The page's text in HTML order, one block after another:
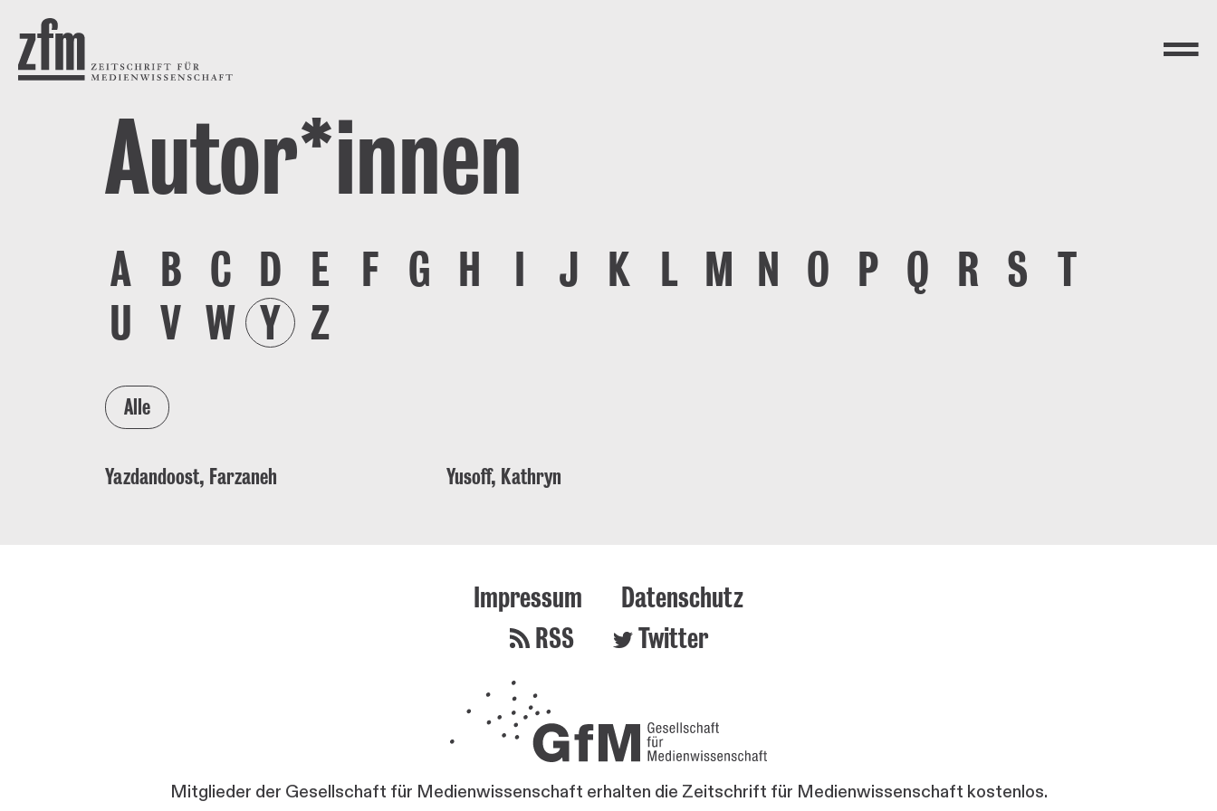
ZEITSCHRIFT FÜR
MEDIENWISSENSCHAFT
Menü
Autor*innen
A B C D E F G H I J K L M N O P Q R S T
U V W Y Z
Yazdandoost, Farzaneh Yusoff, Kathryn
Impressum
Datenschutz
RSS
Twitter
Mitglieder der Gesellschaft für Medienwissenschaft erhalten die Zeitschrift für Medienwissenschaft kostenlos.